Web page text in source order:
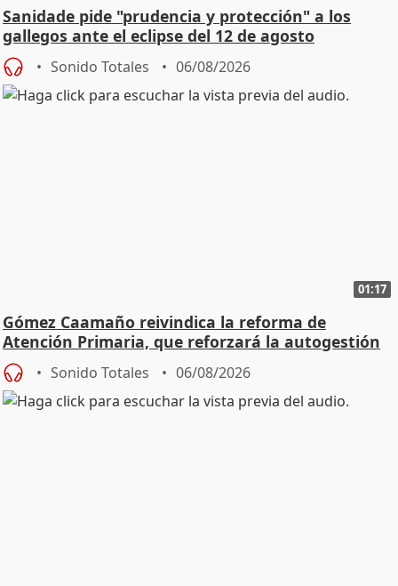
Sanidade pide "prudencia y protección" a los
gallegos ante el eclipse del 12 de agosto
Sonido Totales 06/08/2026
01:17
Gómez Caamaño reivindica la reforma de
Atención Primaria, que reforzará la autogestión
Sonido Totales 06/08/2026